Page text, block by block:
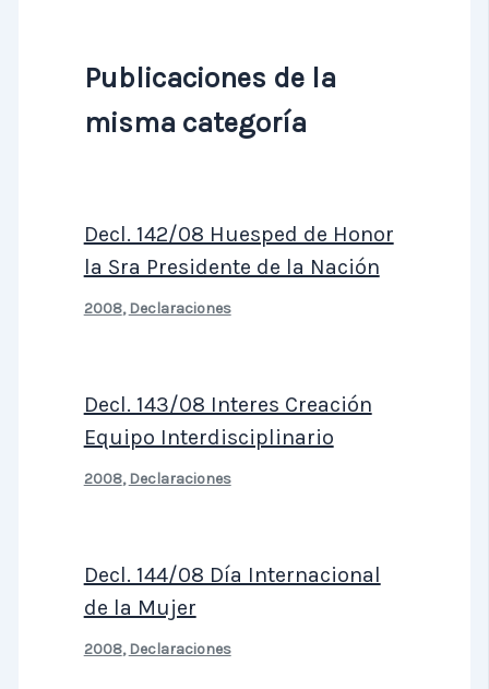
Publicaciones de la
misma categoría
Decl. 142/08 Huesped de Honor
la Sra Presidente de la Nación
2008, Declaraciones
Decl. 143/08 Interes Creación
Equipo Interdisciplinario
2008, Declaraciones
Decl. 144/08 Día Internacional
de la Mujer
2008, Declaraciones